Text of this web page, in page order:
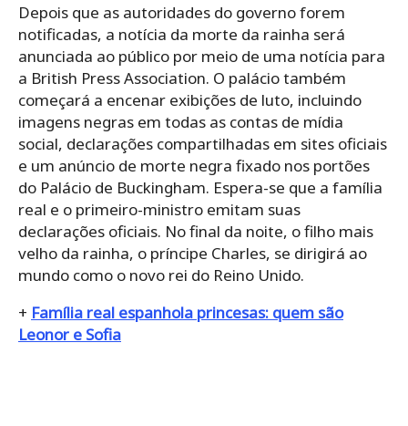
Depois que as autoridades do governo forem
notificadas, a notícia da morte da rainha será
anunciada ao público por meio de uma notícia para
a British Press Association. O palácio também
começará a encenar exibições de luto, incluindo
imagens negras em todas as contas de mídia
social, declarações compartilhadas em sites oficiais
e um anúncio de morte negra fixado nos portões
do Palácio de Buckingham. Espera-se que a família
real e o primeiro-ministro emitam suas
declarações oficiais. No final da noite, o filho mais
velho da rainha, o príncipe Charles, se dirigirá ao
mundo como o novo rei do Reino Unido.
+ Família real espanhola princesas: quem são
Leonor e Sofia